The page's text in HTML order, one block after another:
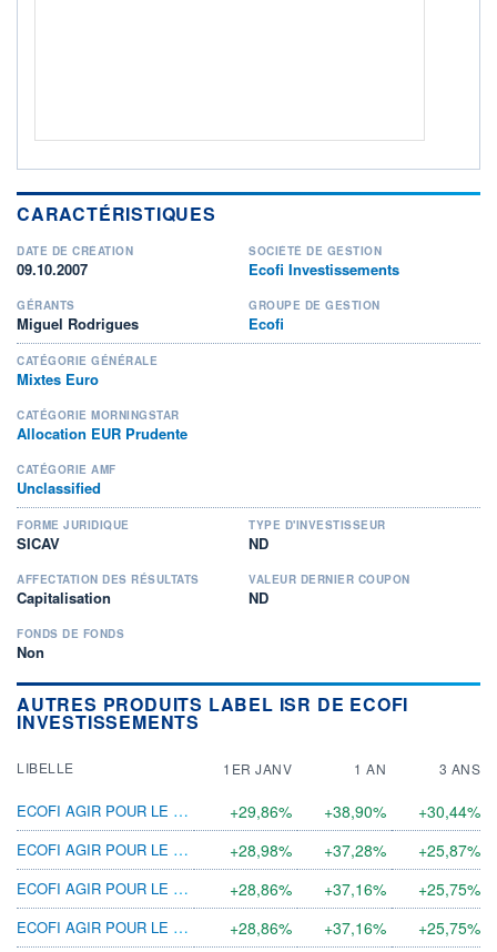
CARACTÉRISTIQUES
DATE DE CRÉATION
09.10.2007
SOCIÉTÉ DE GESTION
Ecofi Investissements
GÉRANTS
Miguel Rodrigues
GROUPE DE GESTION
Ecofi
CATÉGORIE GÉNÉRALE
Mixtes Euro
CATÉGORIE MORNINGSTAR
Allocation EUR Prudente
CATÉGORIE AMF
Unclassified
FORME JURIDIQUE
SICAV
TYPE D'INVESTISSEUR
ND
AFFECTATION DES RÉSULTATS
Capitalisation
VALEUR DERNIER COUPON
ND
FONDS DE FONDS
Non
AUTRES PRODUITS LABEL ISR DE ECOFI
INVESTISSEMENTS
LIBELLE 1ER JANV 1 AN 3 ANS
ECOFI AGIR POUR LE CLIMAT I +29,86% +38,90%
+30,44%
ECOFI AGIR POUR LE CLIMAT C
+28,98% +37,28%
+25,87%
ECOFI AGIR POUR LE CLIMAT CCFD-TSF&CLIMT
+28,86% +37,16%
+25,75%
ECOFI AGIR POUR LE CLIMAT FTS-TPLC
+28,86% +37,16%
+25,75%